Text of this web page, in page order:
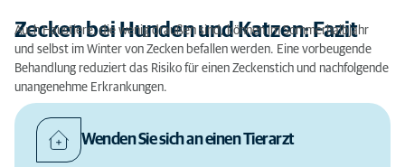
Zecken bei Hunden und Katzen: Fazit
Auch Haustiere, die wenig draußen sind, können im Sommerhalbjahr
und selbst im Winter von Zecken befallen werden. Eine vorbeugende
Behandlung reduziert das Risiko für einen Zeckenstich und nachfolgende
unangenehme Erkrankungen.
Wenden Sie sich an einen Tierarzt